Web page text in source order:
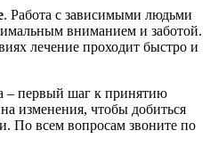
. Работа с зависимыми людьми
вниманием и заботой.
лечение проходит быстро и
– первый шаг к принятию
изменения, чтобы добиться
По всем вопросам звоните по